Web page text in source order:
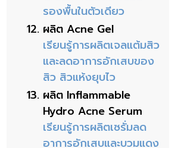
รองพื้นในตัวเดียว
ผลิต Acne Gel
เรียนรู้การผลิตเจลแต้มสิว
และลดอาการอักเสบของ
สิว สิวแห้งยุบไว
ผลิต Inflammable
Hydro Acne Serum
เรียนรู้การผลิตเซรั่มลด
อาการอักเสบและบวมแดง